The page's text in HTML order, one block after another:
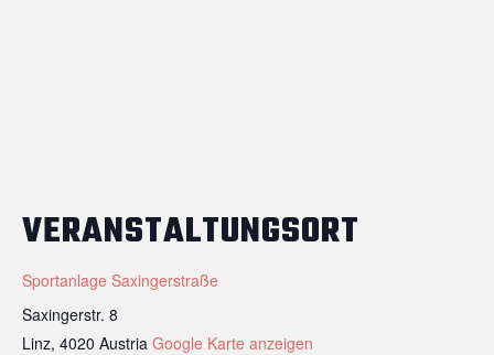
VERANSTALTUNGSORT
Sportanlage Saxingerstraße
Saxingerstr. 8
Linz, 4020 Austria Google Karte anzeigen